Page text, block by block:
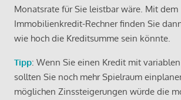
Monatsrate für Sie leistbar wäre. Mit dem
Immobilienkredit-Rechner finden Sie
wie hoch die Kreditsumme sein könnte.
Tipp: Wenn Sie einen Kredit mit
sollten Sie noch mehr Spielraum
möglichen Zinssteigerungen würde die